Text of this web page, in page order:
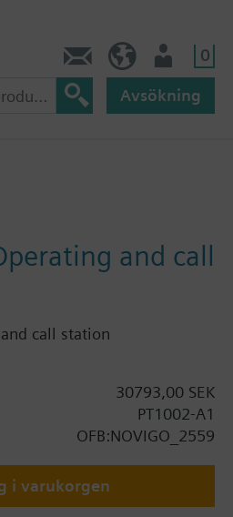
0
Avsökning
and call
call station
30793,00 SEK
PT1002-A1
OFB:NOVIGO_2559
i varukorgen